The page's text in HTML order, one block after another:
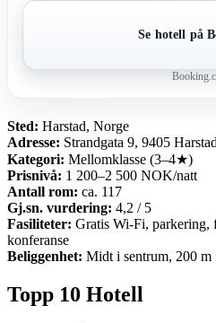
Se hotell på
Sted: Harstad, Norge
Adresse: Strandgata 9, 9405 Harstad
Kategori: Mellomklasse (3–4★)
Prisnivå: 1 200–2 500 NOK/natt
Antall rom: ca. 117
Gj.sn. vurdering: 4,2 / 5
Fasiliteter: Gratis Wi-Fi, parkering,
konferanse
Beliggenhet: Midt i sentrum, 200 m
Topp 10 Hotell